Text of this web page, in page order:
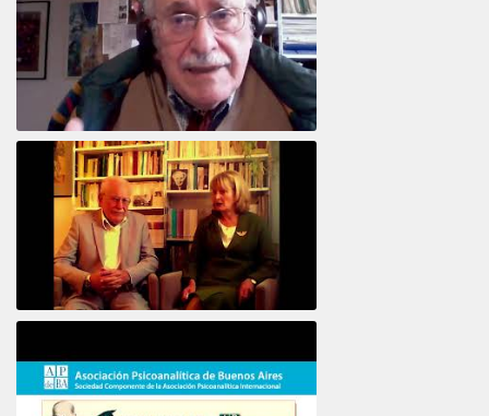
Intervista ad Alberto Eiguer